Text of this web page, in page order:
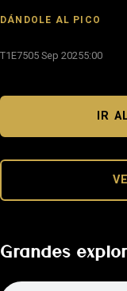
DÁNDOLE AL PICO
T1E7505 Sep 20255:00
IR
Grandes